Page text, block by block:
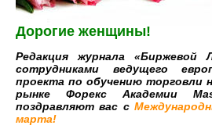
Дорогие женщины!
Редакция журнала «Биржевой
сотрудниками ведущего
проекта по обучению торговли
рынке Форекс Академии
поздравляют вас с
марта!